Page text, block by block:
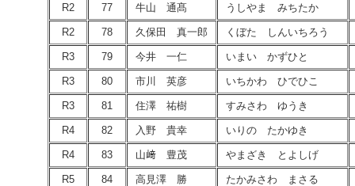
R2 77 牛山 通髙 うしやま みちたか
R2 78 久保田 真一郎 くぼた しんいちろう
R3 79 今井 一仁 いまい かずひと
R3 80 市川 英彦 いちかわ ひでひこ
R3 81 住澤 祐樹 すみさわ ゆうき
R4 82 入野 貴幸 いりの たかゆき
R4 83 山﨑 豊茂 やまざき とよしげ
R5 84 高見澤 勝 たかみさわ まさる